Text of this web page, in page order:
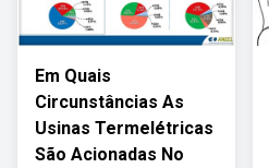
Em Quais
Circunstâncias As
Usinas Termelétricas
São Acionadas No